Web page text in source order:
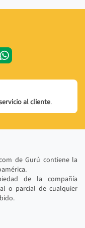
al cliente.
de Gurú contiene la
de la compañía
o parcial de cualquier